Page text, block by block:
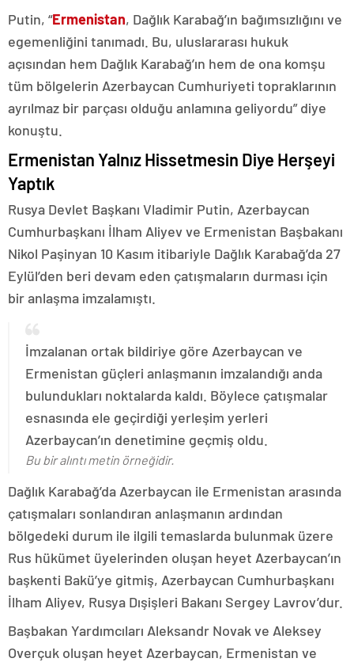
Putin, “Ermenistan, Dağlık Karabağ’ın bağımsızlığını ve
egemenliğini tanımadı. Bu, uluslararası hukuk
açısından hem Dağlık Karabağ’ın hem de ona komşu
tüm bölgelerin Azerbaycan Cumhuriyeti topraklarının
ayrılmaz bir parçası olduğu anlamına geliyordu” diye
konuştu.
Ermenistan Yalnız Hissetmesin Diye Herşeyi
Yaptık
Rusya Devlet Başkanı Vladimir Putin, Azerbaycan
Cumhurbaşkanı İlham Aliyev ve Ermenistan Başbakanı
Nikol Paşinyan 10 Kasım itibariyle Dağlık Karabağ’da 27
Eylül’den beri devam eden çatışmaların durması için
bir anlaşma imzalamıştı.
İmzalanan ortak bildiriye göre Azerbaycan ve
Ermenistan güçleri anlaşmanın imzalandığı anda
bulundukları noktalarda kaldı. Böylece çatışmalar
esnasında ele geçirdiği yerleşim yerleri
Azerbaycan’ın denetimine geçmiş oldu.
Bu bir alıntı metin örneğidir.
Dağlık Karabağ’da Azerbaycan ile Ermenistan arasında
çatışmaları sonlandıran anlaşmanın ardından
bölgedeki durum ile ilgili temaslarda bulunmak üzere
Rus hükümet üyelerinden oluşan heyet Azerbaycan’ın
başkenti Bakü’ye gitmiş, Azerbaycan Cumhurbaşkanı
İlham Aliyev, Rusya Dışişleri Bakanı Sergey Lavrov’dur.
Başbakan Yardımcıları Aleksandr Novak ve Aleksey
Overçuk oluşan heyet Azerbaycan, Ermenistan ve